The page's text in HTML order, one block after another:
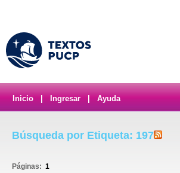
Inicio Ingresar Ayuda
Búsqueda por Etiqueta: 197
Páginas: 1